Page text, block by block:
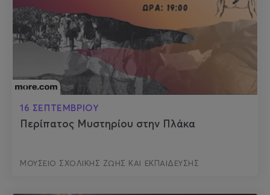
16 ΣΕΠΤΕΜΒΡΙΟΥ
Περίπατος Μυστηρίου στην Πλάκα
ΜΟΥΣΕΙΟ ΣΧΟΛΙΚΗΣ ΖΩΗΣ ΚΑΙ ΕΚΠΑΙΔΕΥΣΗΣ